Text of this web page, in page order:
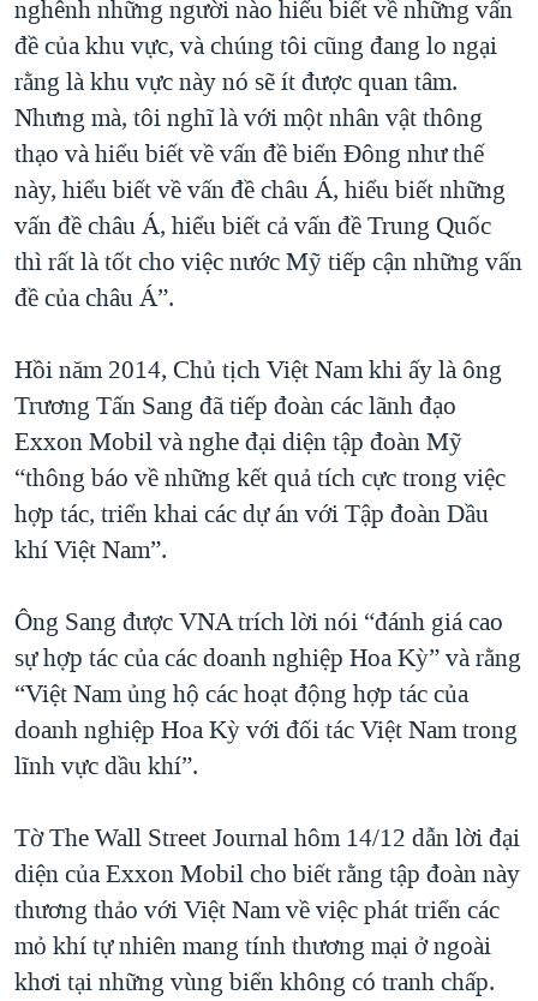
nghênh những người nào hiểu biết về những vấn
đề của khu vực, và chúng tôi cũng đang lo ngại
rằng là khu vực này nó sẽ ít được quan tâm.
Nhưng mà, tôi nghĩ là với một nhân vật thông
thạo và hiểu biết về vấn đề biển Đông như thế
này, hiểu biết về vấn đề châu Á, hiểu biết những
vấn đề châu Á, hiểu biết cả vấn đề Trung Quốc
thì rất là tốt cho việc nước Mỹ tiếp cận những vấn
đề của châu Á”.
Hồi năm 2014, Chủ tịch Việt Nam khi ấy là ông
Trương Tấn Sang đã tiếp đoàn các lãnh đạo
Exxon Mobil và nghe đại diện tập đoàn Mỹ
“thông báo về những kết quả tích cực trong việc
hợp tác, triển khai các dự án với Tập đoàn Dầu
khí Việt Nam”.
Ông Sang được VNA trích lời nói “đánh giá cao
sự hợp tác của các doanh nghiệp Hoa Kỳ” và rằng
“Việt Nam ủng hộ các hoạt động hợp tác của
doanh nghiệp Hoa Kỳ với đối tác Việt Nam trong
lĩnh vực dầu khí”.
Tờ The Wall Street Journal hôm 14/12 dẫn lời đại
diện của Exxon Mobil cho biết rằng tập đoàn này
thương thảo với Việt Nam về việc phát triển các
mỏ khí tự nhiên mang tính thương mại ở ngoài
khơi tại những vùng biển không có tranh chấp.